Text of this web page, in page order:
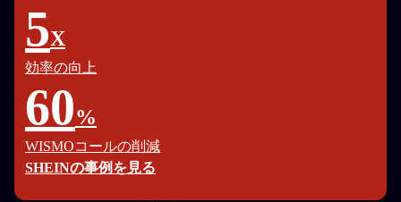
5X
効率の向上
60%
WISMOコールの削減
SHEINの事例を見る